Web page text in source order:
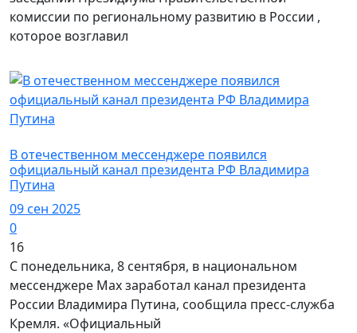
комиссии по региональному развитию в России ,
которое возглавил
В отечественном мессенджере появился
официальный канал президента РФ Владимира
Путина
09 сен 2025
0
16
С понедельника, 8 сентября, в национальном
мессенджере Max заработал канал президента
России Владимира Путина, сообщила пресс-служба
Кремля. «Официальный